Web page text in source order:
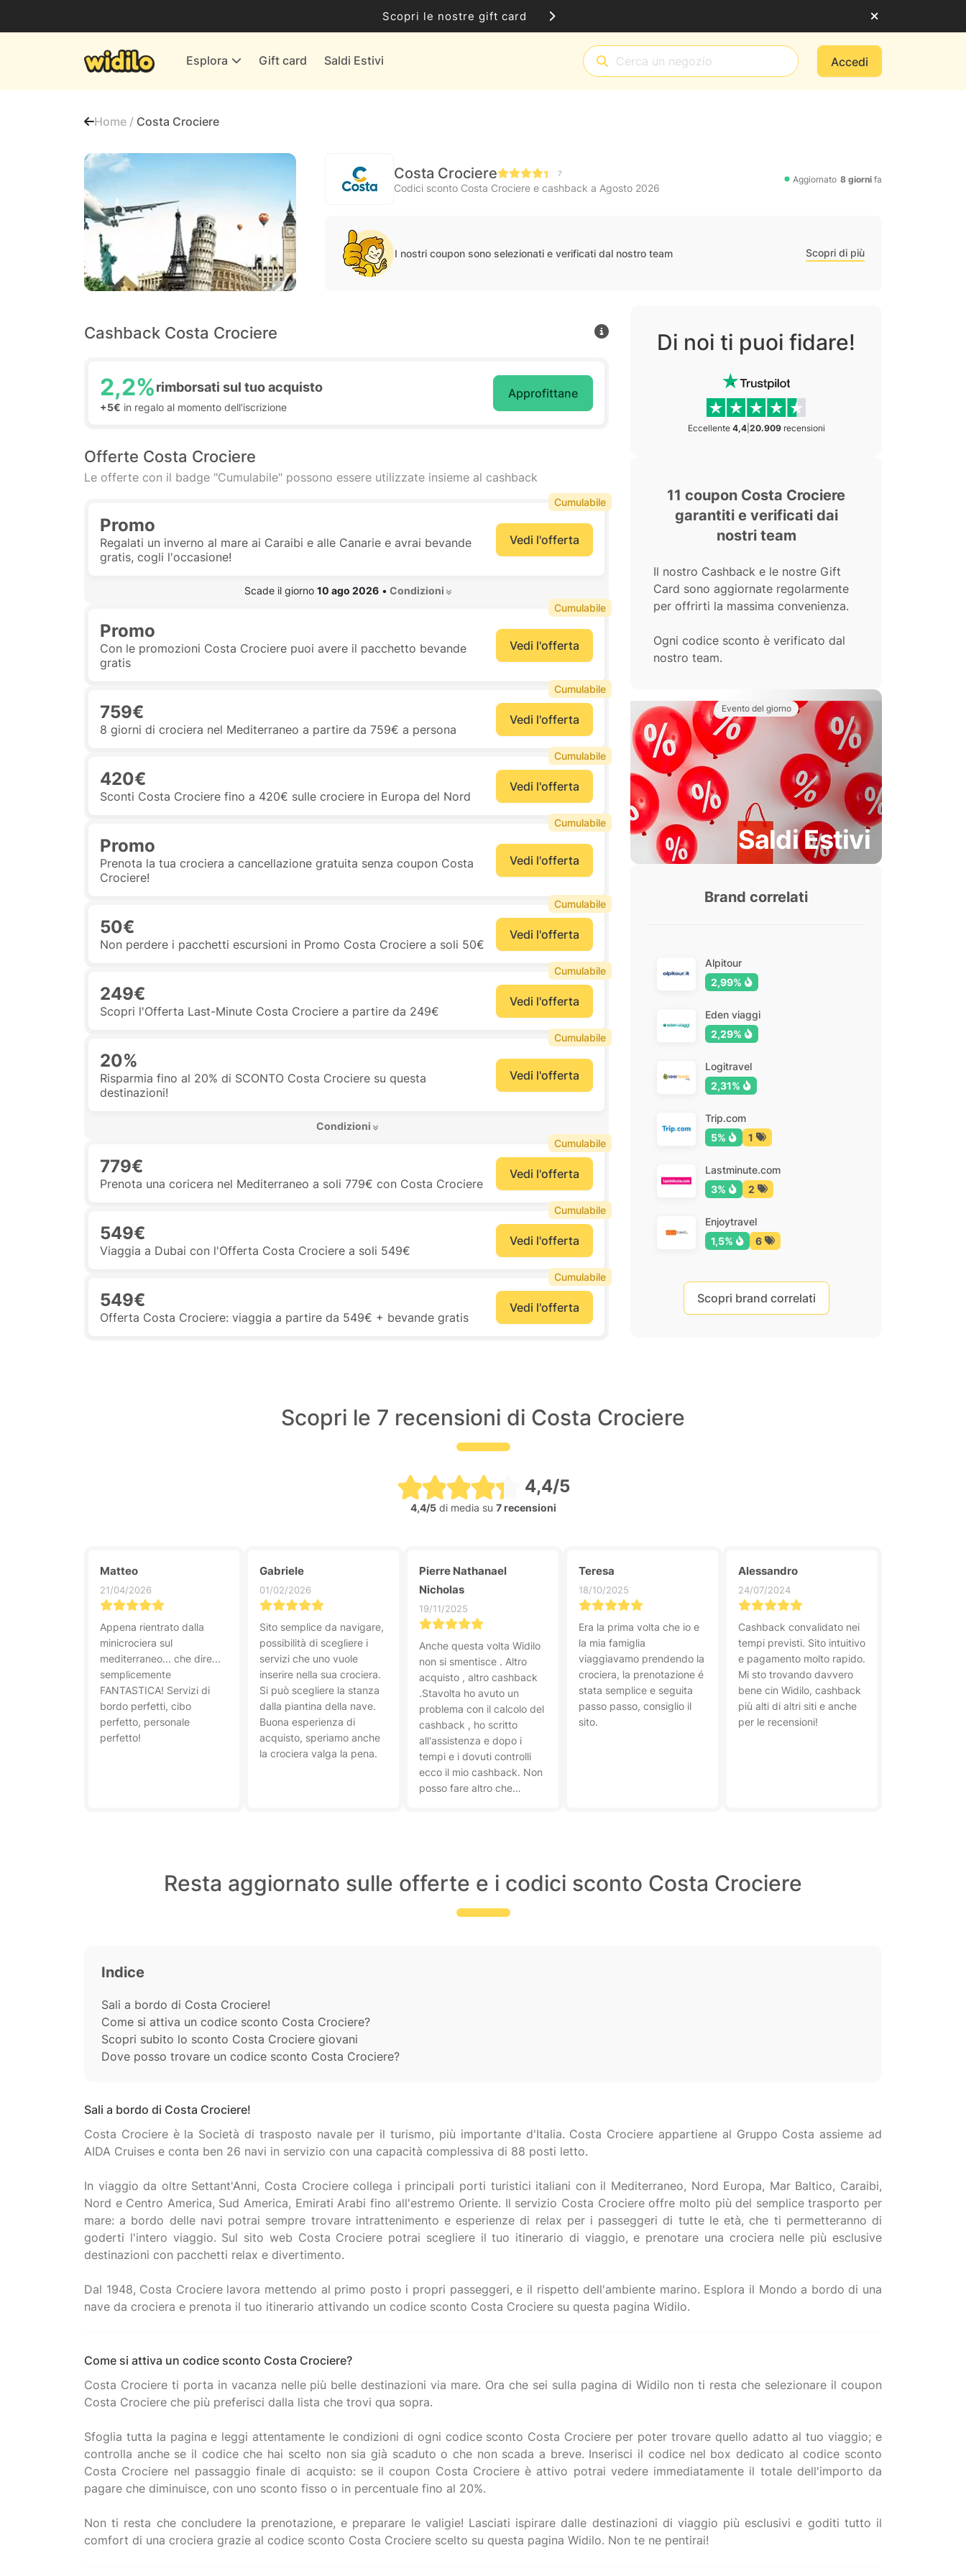
Scopri le nostre gift card
Esplora Gift card Saldi Estivi Accedi
Banche & Assicurazioni
Home / Costa Crociere
Costa Crociere 7
Codici sconto Costa Crociere e cashback a Agosto 2026
Aggiornato 8 giorni fa
I nostri coupon sono selezionati e verificati dal nostro team Scopri di più
Cashback Costa Crociere
2,2%rimborsati sul tuo acquisto
+5€ in regalo al momento dell'iscrizione
Approfittane
Offerte Costa Crociere
Le offerte con il badge "Cumulabile" possono essere utilizzate insieme al cashback
Promo
Regalati un inverno al mare ai Caraibi e alle Canarie e avrai bevande
gratis, cogli l'occasione!
Vedi l'offerta
Scade il giorno 10 ago 2026 • Condizioni
Cumulabile
Promo
Con le promozioni Costa Crociere puoi avere il pacchetto bevande
gratis
Vedi l'offerta
Cumulabile
759€
8 giorni di crociera nel Mediterraneo a partire da 759€ a persona
Vedi l'offerta
Cumulabile
420€
Sconti Costa Crociere fino a 420€ sulle crociere in Europa del Nord
Vedi l'offerta
Cumulabile
Promo
Prenota la tua crociera a cancellazione gratuita senza coupon Costa
Crociere!
Vedi l'offerta
Cumulabile
50€
Non perdere i pacchetti escursioni in Promo Costa Crociere a soli 50€
Vedi l'offerta
Cumulabile
249€
Scopri l'Offerta Last-Minute Costa Crociere a partire da 249€
Vedi l'offerta
Cumulabile
20%
Risparmia fino al 20% di SCONTO Costa Crociere su questa
destinazioni!
Vedi l'offerta
Condizioni
Cumulabile
779€
Prenota una coricera nel Mediterraneo a soli 779€ con Costa Crociere
Vedi l'offerta
Cumulabile
549€
Viaggia a Dubai con l'Offerta Costa Crociere a soli 549€
Vedi l'offerta
Cumulabile
549€
Offerta Costa Crociere: viaggia a partire da 549€ + bevande gratis
Vedi l'offerta
Cumulabile
Di noi ti puoi fidare!
Eccellente 4,4| 20.909recensioni
11 coupon Costa Crociere
garantiti e verificati dai
nostri team
Il nostro Cashback e le nostre Gift
Card sono aggiornate regolarmente
per offrirti la massima convenienza.
Ogni codice sconto è verificato dal
nostro team.
Evento del giorno
Saldi Estivi
Brand correlati
Alpitour
2,99%
Eden viaggi
2,29%
Logitravel
2,31%
Trip.com
5%
1
Lastminute.com
3%
2
Enjoytravel
1,5%
6
Scopri brand correlati
Scopri le 7 recensioni di Costa Crociere
4,4/5
4,4/5di media su 7 recensioni
Matteo
21/04/2026
Appena rientrato dalla
minicrociera sul
mediterraneo... che dire...
semplicemente
FANTASTICA! Servizi di
bordo perfetti, cibo
perfetto, personale
perfetto!
Gabriele
01/02/2026
Sito semplice da navigare,
possibilità di scegliere i
servizi che uno vuole
inserire nella sua crociera.
Si può scegliere la stanza
dalla piantina della nave.
Buona esperienza di
acquisto, speriamo anche
la crociera valga la pena.
Pierre Nathanael
Nicholas
19/11/2025
Anche questa volta Widilo
non si smentisce . Altro
acquisto , altro cashback
.Stavolta ho avuto un
problema con il calcolo del
cashback , ho scritto
all'assistenza e dopo i
tempi e i dovuti controlli
ecco il mio cashback. Non
posso fare altro che
Teresa
18/10/2025
Era la prima volta che io e
la mia famiglia
viaggiavamo prendendo la
crociera, la prenotazione é
stata semplice e seguita
passo passo, consiglio il
sito.
Alessandro
24/07/2024
Cashback convalidato nei
tempi previsti. Sito intuitivo
e pagamento molto rapido.
Mi sto trovando davvero
bene cin Widilo, cashback
più alti di altri siti e anche
per le recensioni!
Resta aggiornato sulle offerte e i codici sconto Costa Crociere
Indice
Sali a bordo di Costa Crociere!
Come si attiva un codice sconto Costa Crociere?
Scopri subito lo sconto Costa Crociere giovani
Dove posso trovare un codice sconto Costa Crociere?
Sali a bordo di Costa Crociere!
Costa Crociere è la Società di trasposto navale per il turismo, più importante d'Italia. Costa Crociere appartiene al Gruppo Costa assieme ad
AIDA Cruises e conta ben 26 navi in servizio con una capacità complessiva di 88 posti letto.
In viaggio da oltre Settant'Anni, Costa Crociere collega i principali porti turistici italiani con il Mediterraneo, Nord Europa, Mar Baltico, Caraibi,
Nord e Centro America, Sud America, Emirati Arabi fino all'estremo Oriente. Il servizio Costa Crociere offre molto più del semplice trasporto per
mare: a bordo delle navi potrai sempre trovare intrattenimento e esperienze di relax per i passeggeri di tutte le età, che ti permetteranno di
goderti l'intero viaggio. Sul sito web Costa Crociere potrai scegliere il tuo itinerario di viaggio, e prenotare una crociera nelle più esclusive
destinazioni con pacchetti relax e divertimento.
Dal 1948, Costa Crociere lavora mettendo al primo posto i propri passeggeri, e il rispetto dell'ambiente marino. Esplora il Mondo a bordo di una
Come si attiva un codice sconto Costa Crociere?
Costa Crociere ti porta in vacanza nelle più belle destinazioni via mare. Ora che sei sulla pagina di Widilo non ti resta che selezionare il coupon
Costa Crociere che più preferisci dalla lista che trovi qua sopra.
Sfoglia tutta la pagina e leggi attentamente le condizioni di ogni codice sconto Costa Crociere per poter trovare quello adatto al tuo viaggio; e
controlla anche se il codice che hai scelto non sia già scaduto o che non scada a breve. Inserisci il codice nel box dedicato al codice sconto
Costa Crociere nel passaggio finale di acquisto: se il coupon Costa Crociere è attivo potrai vedere immediatamente il totale dell'importo da
pagare che diminuisce, con uno sconto fisso o in percentuale fino al 20%.
Non ti resta che concludere la prenotazione, e preparare le valigie! Lasciati ispirare dalle destinazioni di viaggio più esclusivi e goditi tutto il